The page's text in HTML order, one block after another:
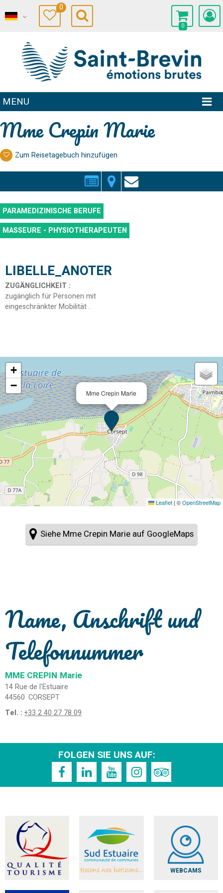
0
0
MENU
Mme Crepin Marie
Zum Reisetagebuch hinzufügen
PARAMEDIZINISCHE BERUFE
MASSEURE - PHYSIOTHERAPEUTEN
LIBELLE_ANOTER
ZUGÄNGLICHKEIT :
zugänglich für Personen mit
eingeschränkter Mobilität
Mme Crepin Marie
+
−
Leaflet | ©OpenStreetMap
Siehe Mme Crepin Marie auf GoogleMaps
Name, Anschrift und
Telefonnummer
MME CREPIN Marie
14 Rue de l'Estuaire
44560 CORSEPT
Tel. : +33 2 40 27 78 09
FOLGEN SIE UNS AUF:
WEBCAMS